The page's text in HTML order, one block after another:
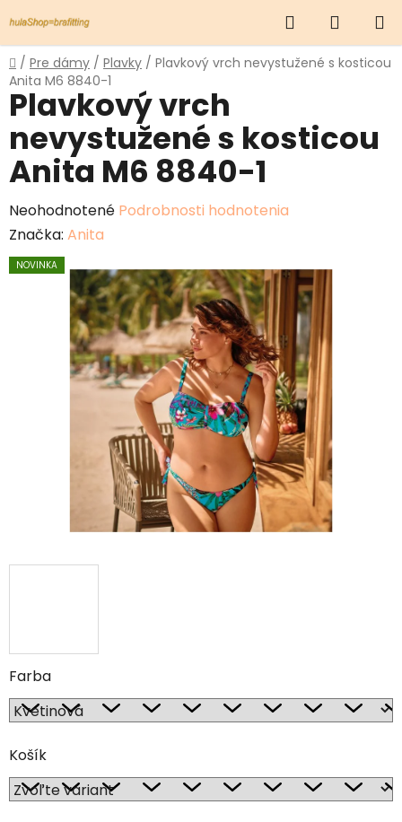
na
obsah
Hľadať
KOŠÍK
Domov
/ Pre dámy / Plavky / Plavkový vrch nevystužené s kosticou
Anita M6 8840-1
Farba
Košík
Plavkový vrch
nevystužené s kosticou
Anita M6 8840-1
Priemerné
hodnotenie
produktu
hviezdičiek.
Neohodnotené Podrobnosti hodnotenia
Značka: Anita
NOVINKA